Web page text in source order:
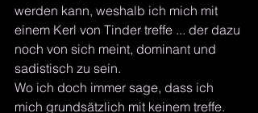
werden kann, weshalb ich mich mit
einem Kerl von Tinder treffe ... der dazu
noch von sich meint, dominant und
sadistisch zu sein.
Wo ich doch immer sage, dass ich
mich grundsätzlich mit keinem treffe.